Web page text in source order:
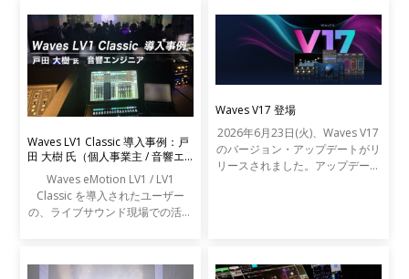
Waves LV1 Classic 導入事例：戸
田 大樹 氏（個人事業主 / 音響エ
Waves eMotion LV1 / LV1
Classic を導入されたユーザー
の、ライブサウンド現場での活用
Waves V17 登場
2026年6月23日(火)、Waves V17
のバージョン・アップデートがリ
リースされました。アップデート